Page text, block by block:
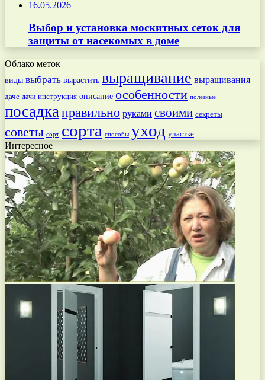
16.05.2026
Выбор и установка москитных сеток для
защиты от насекомых в доме
Облако меток
виды выбрать вырастить выращивание выращивания
даче дачи инструкция описание особенности полезные
посадкаправильно руками своими секреты
советы сорт сорта способы уход участке
Интересное